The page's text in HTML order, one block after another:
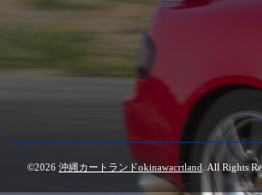
©2026 沖縄カートランドokinawacrtland . All Rights